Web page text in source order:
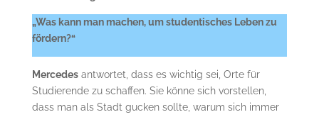
„Was kann man machen, um studentisches Leben zu
fördern?“
Mercedesantwortet, dass es wichtig sei, Orte für
Studierende zu schaffen. Sie könne sich vorstellen,
dass man als Stadt gucken sollte, warum sich immer